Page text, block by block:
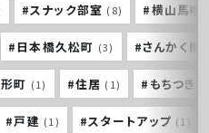
#スナック部室 (8) #横山馬喰
#日本橋久松町 (3) #さんかく問
町 (1) #住居 (1) #もちつき
#戸建 (1) #スタートアップ (1)